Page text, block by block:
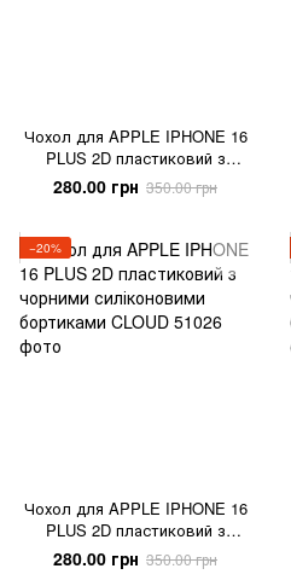
Чохол для APPLE IPHONE 16
PLUS 2D пластиковий з
чорними силіконовими
бортиками DEPENDENCY
280.00 грн 350.00 грн
−20%
Чохол для APPLE IPHONE 16
PLUS 2D пластиковий з
чорними силіконовими
бортиками CLOUD
280.00 грн 350.00 грн